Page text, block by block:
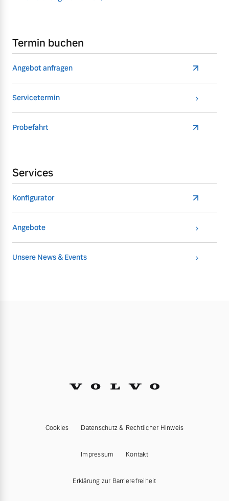
Termin buchen
Angebot anfragen
Servicetermin
Probefahrt
Services
Konfigurator
Angebote
Unsere News & Events
Cookies Datenschutz & Rechtlicher Hinweis
Impressum Kontakt
Erklärung zur Barrierefreiheit